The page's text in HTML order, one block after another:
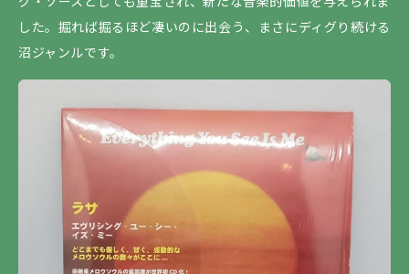
した。掘れば掘るほど凄いのに出会う、まさにディグり続ける
沼ジャンルです。